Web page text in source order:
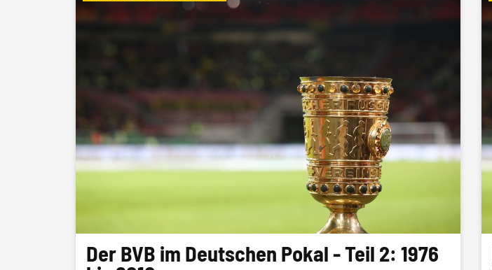
Der BVB im Deutschen Pokal - Teil 2: 1976